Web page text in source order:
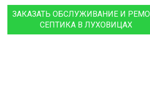
ЗАКАЗАТЬ ОБСЛУЖИВАНИЕ И
СЕПТИКА В ЛУХОВИЦАХ